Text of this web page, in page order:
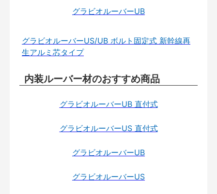
グラビオルーバーUB
グラビオルーバーUS/UB ボルト固定式 新幹線再
生アルミ芯タイプ
内装ルーバー材のおすすめ商品
グラビオルーバーUB 直付式
グラビオルーバーUS 直付式
グラビオルーバーUB
グラビオルーバーUS